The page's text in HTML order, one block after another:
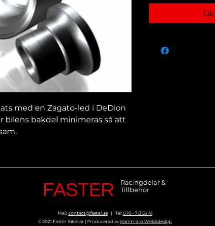
med en Zagato-led i DeDion
bilens bakdel minimeras så att
FASTER
Racingdelar &
Tillbehör
Mail:contact@faster.se| Tel:070 - 713 59 41
© 2021 Faster Bildelar | Producerad av Hammarö Webbdesign